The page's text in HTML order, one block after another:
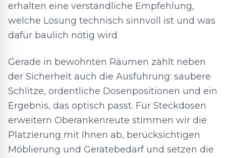
erhalten eine verständliche Empfehlung,
welche Lösung technisch sinnvoll ist und was
dafür baulich nötig wird.
Gerade in bewohnten Räumen zählt neben
der Sicherheit auch die Ausführung: saubere
Schlitze, ordentliche Dosenpositionen und ein
Ergebnis, das optisch passt. Für Steckdosen
erweitern Oberankenreute stimmen wir die
Platzierung mit Ihnen ab, berücksichtigen
Möblierung und Gerätebedarf und setzen die